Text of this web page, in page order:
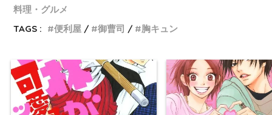
料理・グルメ
TAGS :
便利屋 御曹司 胸キュン